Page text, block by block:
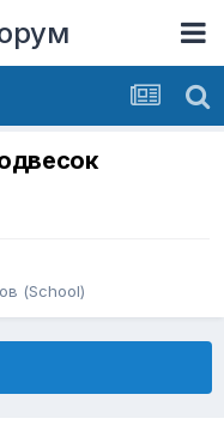
(School)